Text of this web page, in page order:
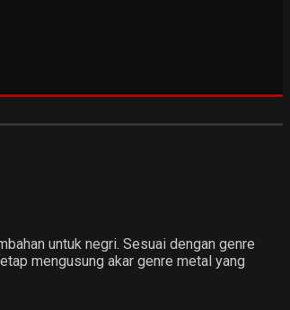
untuk negri. Sesuai dengan genre
mengusung akar genre metal yang